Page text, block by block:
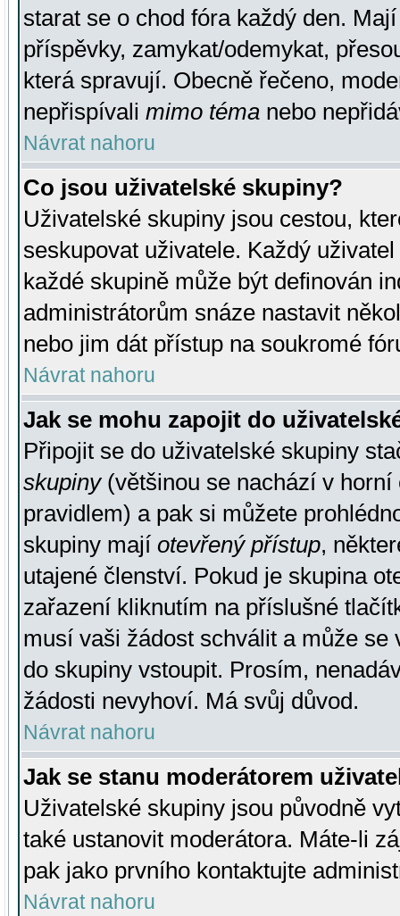
starat se o chod fóra každý den.
příspěvky, zamykat/odemykat,
která spravují. Obecně řečeno,
nepřispívali mimo téma nebo
Návrat nahoru
Co jsou uživatelské skupiny?
Uživatelské skupiny jsou cestou,
seskupovat uživatele. Každý
každé skupině může být definován
administrátorům snáze nastavit
nebo jim dát přístup na soukromé
Návrat nahoru
Jak se mohu zapojit do
Připojit se do uživatelské skupiny
skupiny(většinou se nachází v horní
pravidlem) a pak si můžete
skupiny mají otevřený přístup,
utajené členství. Pokud je skupina
zařazení kliknutím na příslušné
musí vaši žádost schválit a může se
do skupiny vstoupit. Prosím,
žádosti nevyhoví. Má svůj důvod.
Návrat nahoru
Jak se stanu moderátorem
Uživatelské skupiny jsou původně
také ustanovit moderátora. Máte-li
pak jako prvního kontaktujte
Návrat nahoru